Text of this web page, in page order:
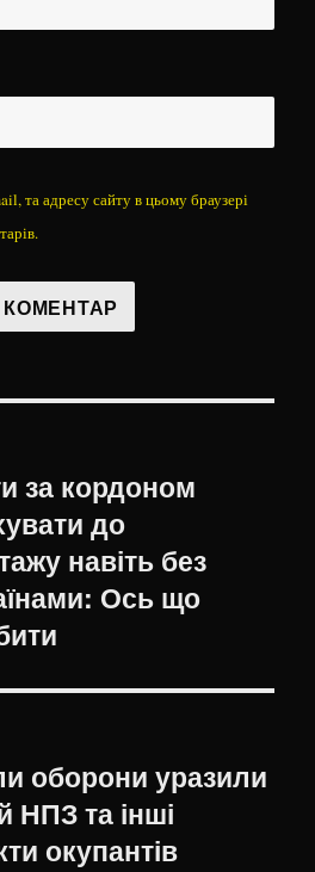
та адресу сайту в цьому браузері
за кордоном
до
навіть без
Ось що
оборони уразили
НПЗ та інші
окупантів